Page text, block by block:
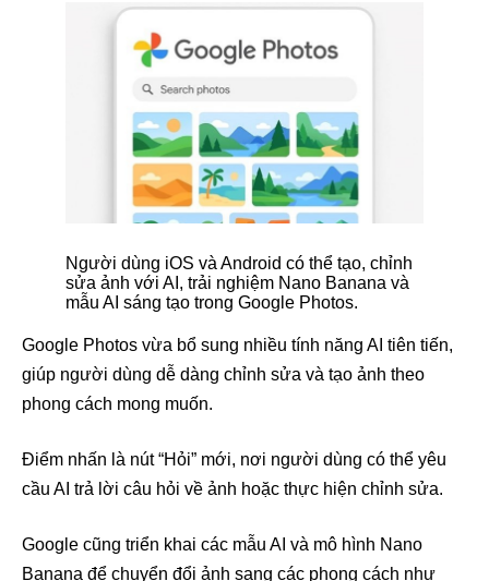
Người dùng iOS và Android có thể tạo, chỉnh
sửa ảnh với AI, trải nghiệm Nano Banana và
mẫu AI sáng tạo trong Google Photos.
Google Photos vừa bổ sung nhiều tính năng AI tiên tiến,
giúp người dùng dễ dàng chỉnh sửa và tạo ảnh theo
phong cách mong muốn.
Điểm nhấn là nút “Hỏi” mới, nơi người dùng có thể yêu
cầu AI trả lời câu hỏi về ảnh hoặc thực hiện chỉnh sửa.
Google cũng triển khai các mẫu AI và mô hình Nano
Banana để chuyển đổi ảnh sang các phong cách như